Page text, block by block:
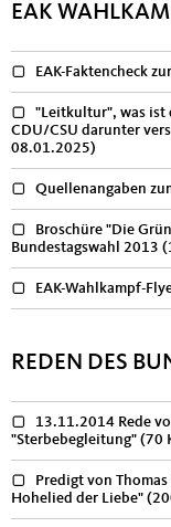
EAK
EAK-Faktencheck
"Leitkultur", was ist
CDU/CSU darunter
08.01.2025)
Quellenangaben
Broschüre "Die
Bundestagswahl 2013
EAK-Wahlkampf-
REDEN DES
13.11.2014 Rede
"Sterbebegleitung" (70
Predigt von
Hohelied der Liebe"